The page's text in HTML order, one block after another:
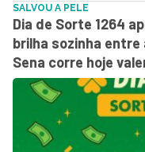
SALVOU A PELE
Dia de Sorte 1264
brilha sozinha entre
Sena corre hoje